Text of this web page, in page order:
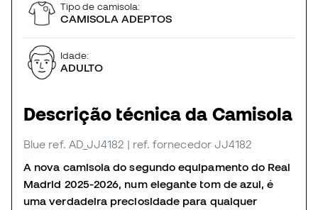
Tipo de camisola:
CAMISOLA ADEPTOS
Idade:
ADULTO
Descrição técnica da Camisola
Blue ref. AD_JJ4182 | ref. fornecedor JJ4182
A nova camisola do segundo equipamento do Real
Madrid 2025-2026, num elegante tom de azul, é
uma verdadeira preciosidade para qualquer